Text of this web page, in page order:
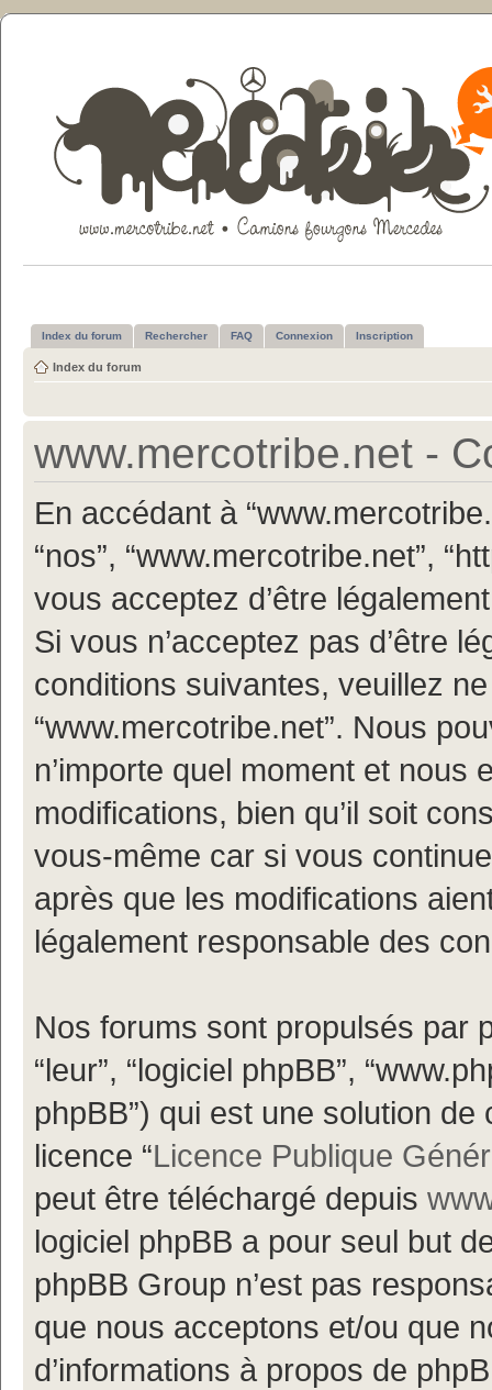
Index du forum Rechercher FAQ Connexion Inscription
Index du forum
www.mercotribe.net -
En accédant à
“nos”, “www.mercotribe.net”,
vous acceptez d’être
Si vous n’acceptez pas d’être
conditions suivantes, veuillez
“www.mercotribe.net”. Nous
n’importe quel moment et
modifications, bien qu’il soit
vous-même car si vous
après que les modifications
légalement responsable des
Nos forums sont propulsés par
“leur”, “logiciel phpBB”,
phpBB”) qui est une solution
licence “Licence Publique
peut être téléchargé depuis
logiciel phpBB a pour seul but
phpBB Group n’est pas
que nous acceptons et/ou que
d’informations à propos de